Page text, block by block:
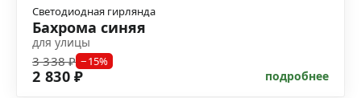
Светодиодная гирлянда
Бахрома синяя
для улицы
3 338 ₽ −15%
2 830 ₽ подробнее